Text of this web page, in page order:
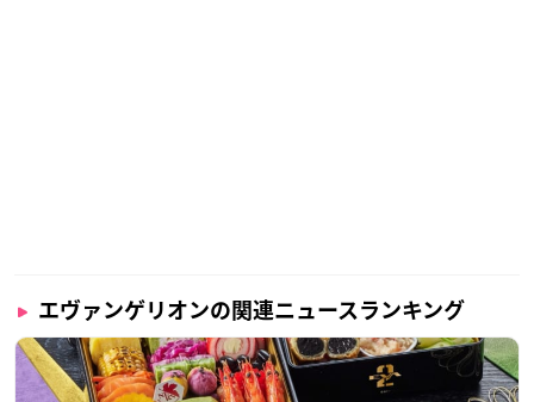
▽ 1/24 0時 配信(DL・サブスク)
▽本日より iTunesプレオーダー開始！
https://t.co/YgHbHktN2q
— エヴァンゲリオン公式 (@evangelion_co)December 8, 2
エヴァンゲリオンの関連ニュースランキング